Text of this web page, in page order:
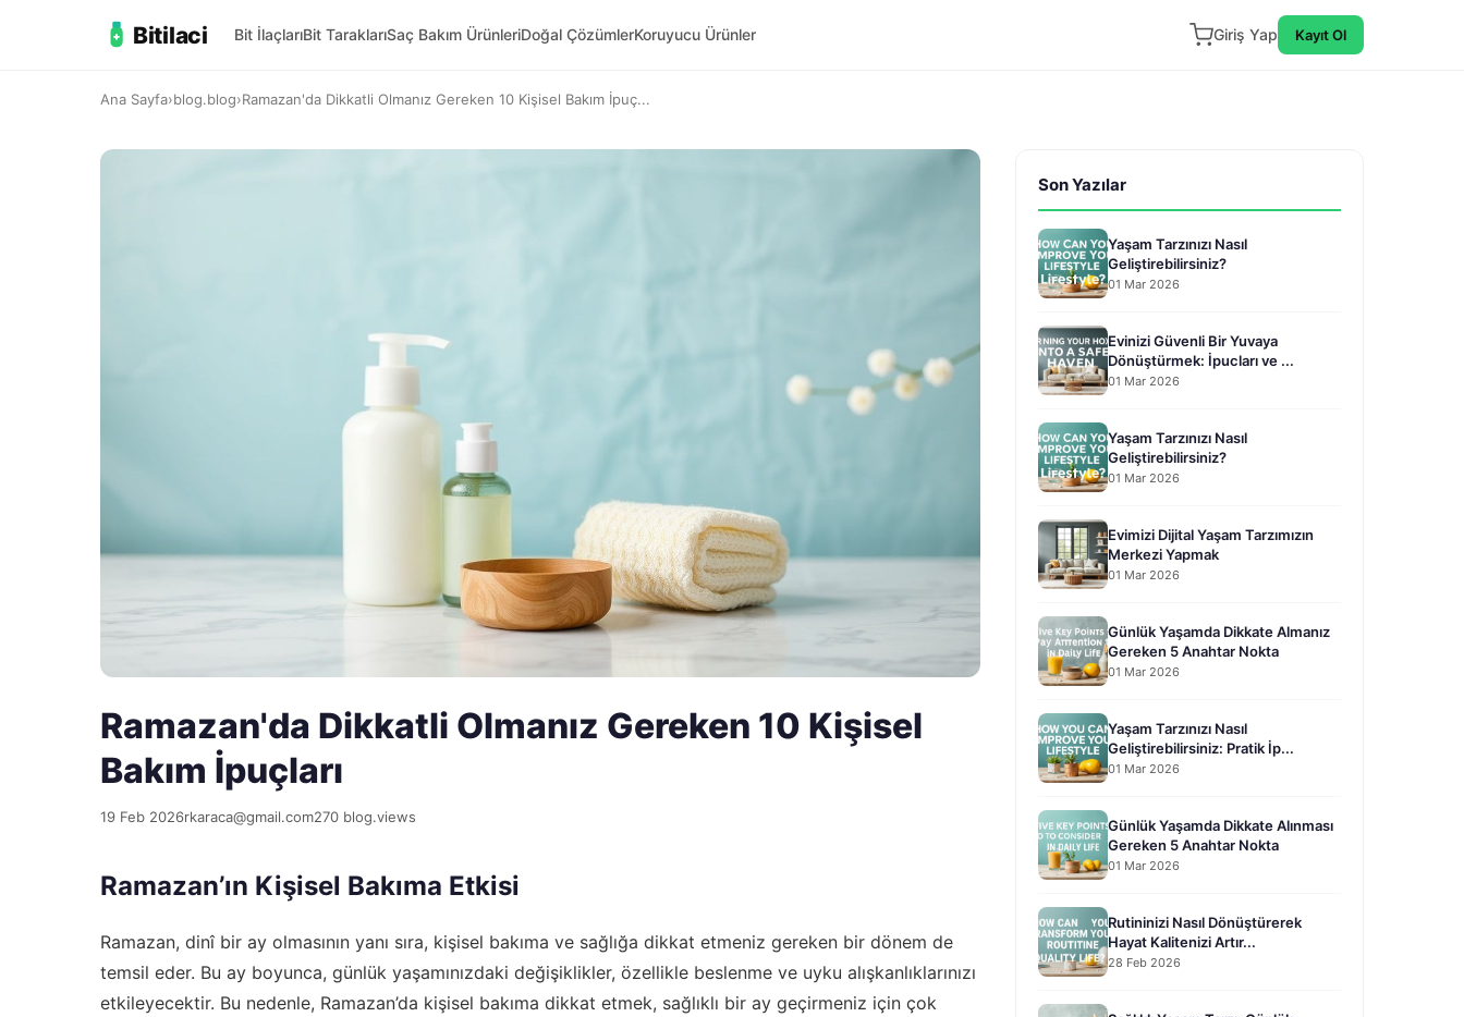
Bitilaci Bit İlaçlarıBit TaraklarıSaç Bakım ÜrünleriDoğal ÇözümlerKoruyucu Ürünler Giriş Yap Kayıt Ol
Ana Sayfa›blog.blog›Ramazan'da Dikkatli Olmanız Gereken 10 Kişisel Bakım İpuç...
Ramazan'da Dikkatli Olmanız Gereken 10 Kişisel
Bakım İpuçları
19 Feb 2026rkaraca@gmail.com270 blog.views
Ramazan’ın Kişisel Bakıma Etkisi
Ramazan, dinî bir ay olmasının yanı sıra, kişisel bakıma ve sağlığa dikkat etmeniz gereken bir dönem de
temsil eder. Bu ay boyunca, günlük yaşamınızdaki değişiklikler, özellikle beslenme ve uyku alışkanlıklarınızı
etkileyecektir. Bu nedenle, Ramazan’da kişisel bakıma dikkat etmek, sağlıklı bir ay geçirmeniz için çok
Son Yazılar
Yaşam Tarzınızı Nasıl
Geliştirebilirsiniz?
01 Mar 2026
Evinizi Güvenli Bir Yuvaya
Dönüştürmek: İpucları ve ...
01 Mar 2026
Yaşam Tarzınızı Nasıl
Geliştirebilirsiniz?
01 Mar 2026
Evimizi Dijital Yaşam Tarzımızın
Merkezi Yapmak
01 Mar 2026
Günlük Yaşamda Dikkate Almanız
Gereken 5 Anahtar Nokta
01 Mar 2026
Yaşam Tarzınızı Nasıl
Geliştirebilirsiniz: Pratik İp...
01 Mar 2026
Günlük Yaşamda Dikkate Alınması
Gereken 5 Anahtar Nokta
01 Mar 2026
Rutininizi Nasıl Dönüştürerek
Hayat Kalitenizi Artır...
28 Feb 2026